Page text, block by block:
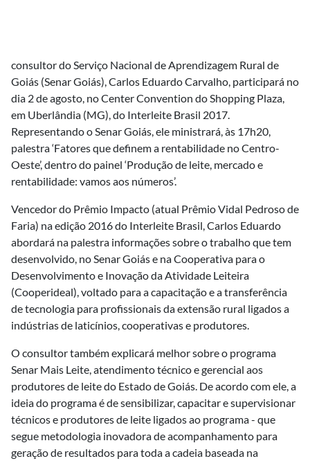
consultor do Serviço Nacional de Aprendizagem Rural de
Goiás (Senar Goiás), Carlos Eduardo Carvalho, participará no
dia 2 de agosto, no Center Convention do Shopping Plaza,
em Uberlândia (MG), do Interleite Brasil 2017.
Representando o Senar Goiás, ele ministrará, às 17h20,
palestra ‘Fatores que definem a rentabilidade no Centro-
Oeste’, dentro do painel ‘Produção de leite, mercado e
rentabilidade: vamos aos números’.
Vencedor do Prêmio Impacto (atual Prêmio Vidal Pedroso de
Faria) na edição 2016 do Interleite Brasil, Carlos Eduardo
abordará na palestra informações sobre o trabalho que tem
desenvolvido, no Senar Goiás e na Cooperativa para o
Desenvolvimento e Inovação da Atividade Leiteira
(Cooperideal), voltado para a capacitação e a transferência
de tecnologia para profissionais da extensão rural ligados a
indústrias de laticínios, cooperativas e produtores.
O consultor também explicará melhor sobre o programa
Senar Mais Leite, atendimento técnico e gerencial aos
produtores de leite do Estado de Goiás. De acordo com ele, a
ideia do programa é de sensibilizar, capacitar e supervisionar
técnicos e produtores de leite ligados ao programa - que
segue metodologia inovadora de acompanhamento para
geração de resultados para toda a cadeia baseada na